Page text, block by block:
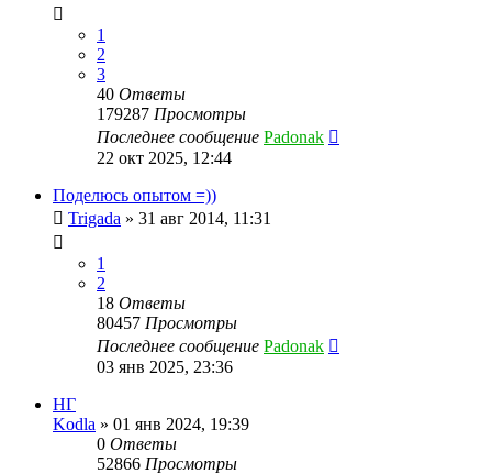
1
2
3
40 Ответы
179287 Просмотры
Последнее сообщение Padonak
22 окт 2025, 12:44
Поделюсь опытом =))
Trigada » 31 авг 2014, 11:31
1
2
18 Ответы
80457 Просмотры
Последнее сообщение Padonak
03 янв 2025, 23:36
НГ
Kodla » 01 янв 2024, 19:39
0 Ответы
52866 Просмотры